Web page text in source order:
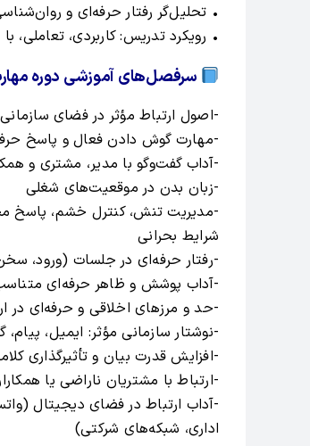
• تحلیل‌گر رفتار حرفه‌ای و
• رویکرد تدریس: کاربردی، تعاملی،
سرفصل‌های آموزشی دوره
-اصول ارتباط مؤثر در فضای سازمانی
-مهارت گوش دادن فعال و پاسخ
-آداب گفت‌وگو با مدیر، مشتری و
-زبان بدن در موقعیت‌های شغلی
-مدیریت تنش، کنترل خشم، پاسخ
شرایط بحرانی
-رفتار حرفه‌ای در جلسات (ورود،
-آداب پوشش و ظاهر حرفه‌ای
-حد و مرزهای اخلاقی و حرفه‌ای در
-نوشتار سازمانی مؤثر: ایمیل، پیام،
-افزایش قدرت بیان و تأثیرگذاری
-ارتباط با مشتریان ناراضی یا
-آداب ارتباط در فضای دیجیتال
اداری، شبکه‌های شرکتی)